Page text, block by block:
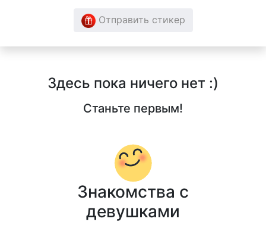
Отправить стикер
Здесь пока ничего нет :)
Станьте первым!
Знакомства с
девушками